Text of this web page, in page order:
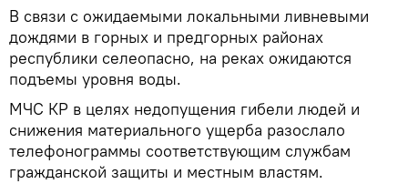
В связи с ожидаемыми локальными ливневыми
дождями в горных и предгорных районах
республики селеопасно, на реках ожидаются
подъемы уровня воды.
МЧС КР в целях недопущения гибели людей и
снижения материального ущерба разослало
телефонограммы соответствующим службам
гражданской защиты и местным властям.